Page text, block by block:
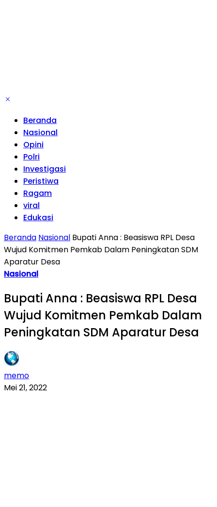
Beranda
Nasional
Opini
Polri
Investigasi
Peristiwa
Ragam
viral
Edukasi
Beranda Nasional Bupati Anna : Beasiswa RPL Desa
Wujud Komitmen Pemkab Dalam Peningkatan SDM
Aparatur Desa
Nasional
Bupati Anna : Beasiswa RPL Desa
Wujud Komitmen Pemkab Dalam
Peningkatan SDM Aparatur Desa
memo
Mei 21, 2022